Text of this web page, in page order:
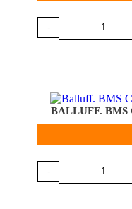
-
BALLUFF. BMS
-